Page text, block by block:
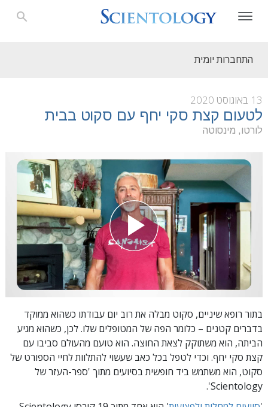
התחברות יומית
13 באוגוסט 2020
לטעום קצת סקי יחף עם סקוט בבית
לורטו, מינסוטה
בתור רופא שיניים, סקוט מבלה את רוב יום עבודתו כשהוא ממוקד
בדברים קטנים – כלומר הפה של המטופלים שלו. לכן, כשהוא מגיע
הביתה, הוא משתוקק לצאת החוצה. הוא טועם מהעולם סביבו עם
קצת סקי יחף. וכדי לטפל בכל כאב שעשוי להתלוות לחיי הספורט של
סקוט, הוא משתמש ביד חופשית בסיועים מתוך 'ספר-העזר של
Scientology'.